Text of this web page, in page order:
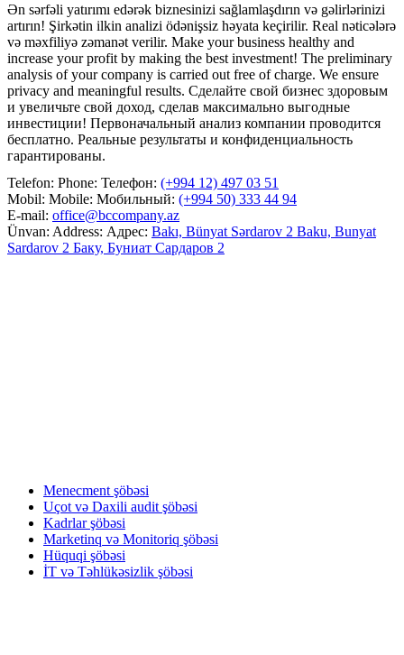
Ən sərfəli yatırımı edərək biznesinizi sağlamlaşdırın və gəlirlərinizi
artırın! Şirkətin ilkin analizi ödənişsiz həyata keçirilir. Real nəticələrə
və məxfiliyə zəmanət verilir. Make your business healthy and
increase your profit by making the best investment! The preliminary
analysis of your company is carried out free of charge. We ensure
privacy and meaningful results. Сделайте свой бизнес здоровым
и увеличьте свой доход, сделав максимально выгодные
инвестиции! Первоначальный анализ компании проводится
бесплатно. Реальные результаты и конфиденциальность
гарантированы.
Telefon: Phone: Телефон: (+994 12) 497 03 51
Mobil: Mobile: Мобильный: (+994 50) 333 44 94
E-mail: office@bccompany.az
Ünvan: Address: Адрес: Bakı, Bünyat Sərdarov 2 Baku, Bunyat
Sardarov 2 Баку, Буниат Сардаров 2
Menecment şöbəsi
Uçot və Daxili audit şöbəsi
Kadrlar şöbəsi
Marketinq və Monitoriq şöbəsi
Hüquqi şöbəsi
İT və Təhlükəsizlik şöbəsi